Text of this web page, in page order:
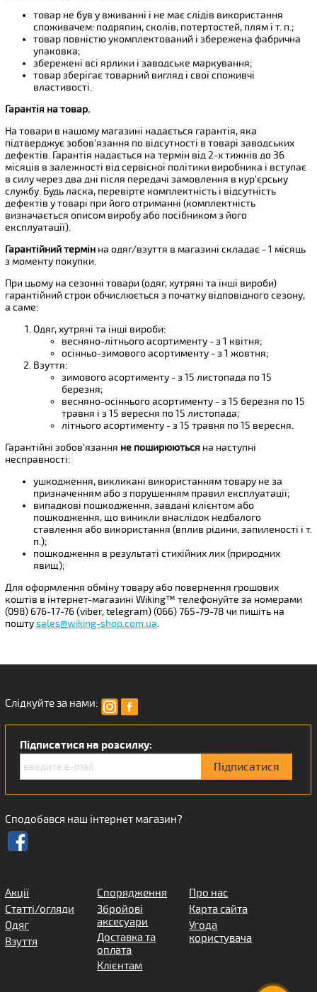
товар не був у вживанні і не має слідів використання
споживачем: подряпин, сколів, потертостей, плям і т. п.;
товар повністю укомплектований і збережена фабрична
упаковка;
збережені всі ярлики і заводське маркування;
товар зберігає товарний вигляд і свої споживчі
властивості.
Гарантія на товар.
На товари в нашому магазині надається гарантія, яка
підтверджує зобов'язання по відсутності в товарі заводських
дефектів. Гарантія надається на термін від 2-х тижнів до 36
місяців в залежності від сервісної політики виробника і вступає
в силу через два дні після передачі замовлення в кур'єрську
службу. Будь ласка, перевірте комплектність і відсутність
дефектів у товарі при його отриманні (комплектність
визначається описом виробу або посібником з його
експлуатації).
Гарантійний термін на одяг/взуття в магазині складає - 1 місяць
з моменту покупки.
При цьому на сезонні товари (одяг, хутряні та інші вироби)
гарантійний строк обчислюється з початку відповідного сезону,
а саме:
Одяг, хутряні та інші вироби:
весняно-літнього асортименту - з 1 квітня;
осінньо-зимового асортименту - з 1 жовтня;
Взуття:
зимового асортименту - з 15 листопада по 15
березня;
весняно-осіннього асортименту - з 15 березня по 15
травня і з 15 вересня по 15 листопада;
літнього асортименту - з 15 травня по 15 вересня.
Гарантійні зобов'язання не поширюються на наступні
несправності:
ушкодження, викликані використанням товару не за
призначенням або з порушенням правил експлуатації;
випадкові пошкодження, завдані клієнтом або
пошкодження, що виникли внаслідок недбалого
ставлення або використання (вплив рідини, запиленості і т.
п.);
пошкодження в результаті стихійних лих (природних
явищ);
Для оформлення обміну товару або повернення грошових
коштів в інтернет-магазині Wiking™ телефонуйте за номерами
(098) 676-17-76 (viber, telegram) (066) 765-79-78 чи пишіть на
поштуsales@wiking-shop.com.ua.
Слідкуйте за нами:
Підписатися на розсилку:
Сподобався наш інтернет магазин?
Акції
Статті/огляди
Одяг
Взуття
Спорядження
Збройові
аксесуари
Доставка та
оплата
Клієнтам
Про нас
Карта сайта
Угода
користувача